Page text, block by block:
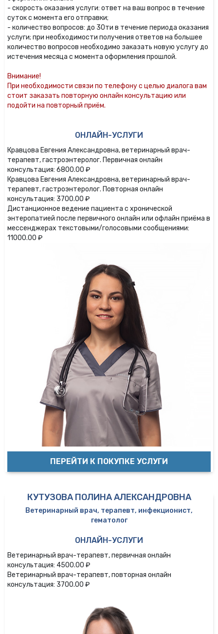
- скорость оказания услуги: ответ на ваш вопрос в течение
суток с момента его отправки;
- количество вопросов: до 30ти в течение периода оказания
услуги; при необходимости получения ответов на большее
количество вопросов необходимо заказать новую услугу до
истечения месяца с момента оформления прошлой.
Внимание!
При необходимости связи по телефону с целью диалога вам
стоит заказать повторную онлайн консультацию или
подойти на повторный приём.
ОНЛАЙН-УСЛУГИ
Кравцова Евгения Александровна, ветеринарный врач-
терапевт, гастроэнтеролог. Первичная онлайн
консультация: 6800.00 ₽
Кравцова Евгения Александровна, ветеринарный врач-
терапевт, гастроэнтеролог. Повторная онлайн
консультация: 3700.00 ₽
Дистанционное ведение пациента с хронической
энтеропатией после первичного онлайн или офлайн приёма в
мессенджерах текстовыми/голосовыми сообщениями:
11000.00 ₽
ПЕРЕЙТИ К ПОКУПКЕ УСЛУГИ
КУТУЗОВА ПОЛИНА АЛЕКСАНДРОВНА
Ветеринарный врач, терапевт, инфекционист,
гематолог
ОНЛАЙН-УСЛУГИ
Ветеринарный врач-терапевт, первичная онлайн
консультация: 4500.00 ₽
Ветеринарный врач-терапевт, повторная онлайн
консультация: 3700.00 ₽